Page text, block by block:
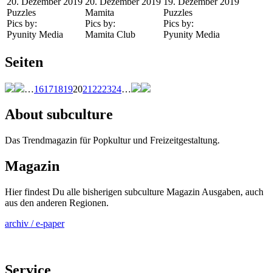
Puzzles
Pics by:
Pyunity Media
Mamita
Pics by:
Mamita Club
Puzzles
Pics by:
Pyunity Media
Seiten
…161718192021 222324…
About subculture
Das Trendmagazin für Popkultur und Freizeitgestaltung.
Magazin
Hier findest Du alle bisherigen subculture Magazin Ausgaben, auch
aus den anderen Regionen.
archiv / e-paper